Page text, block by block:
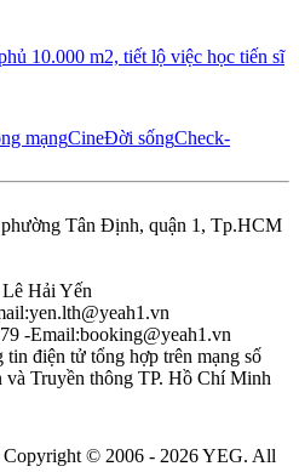
10.000 m2, tiết lộ việc học tiến sĩ
mạngCineĐời sốngCheck-
Tân Định, quận 1, Tp.HCM
Hải Yến
yen.lth@yeah1.vn
-Email:booking@yeah1.vn
điện tử tổng hợp trên mạng số
Truyền thông TP. Hồ Chí Minh
Copyright © 2006 - 2026 YEG. All